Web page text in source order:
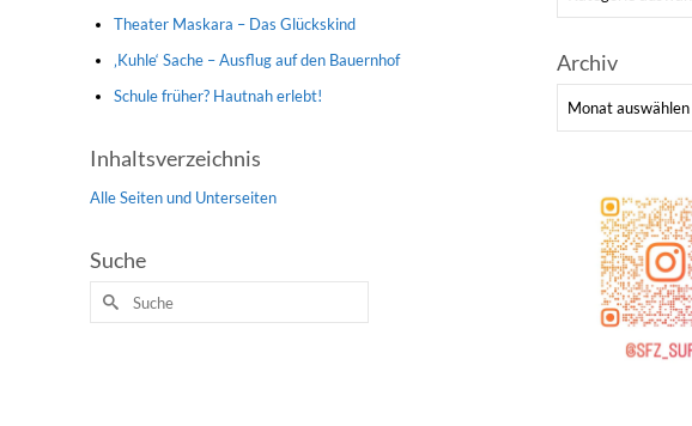
Theater Maskara – Das Glückskind
‚Kuhle‘ Sache – Ausflug auf den Bauernhof
Schule früher? Hautnah erlebt!
Inhaltsverzeichnis
Alle Seiten und Unterseiten
Suche
Suche
Archiv
Archiv